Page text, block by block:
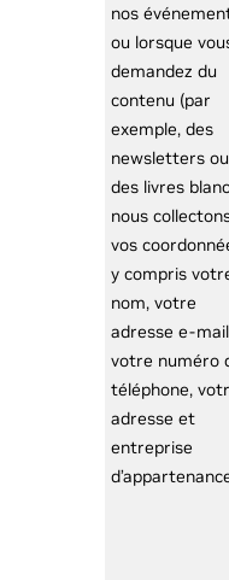
nos
ou lorsque
demandez du
contenu (par
exemple, des
newsletters ou
des livres
nous
vos
y compris
nom, votre
adresse e-
votre numéro
téléphone,
adresse et
entreprise